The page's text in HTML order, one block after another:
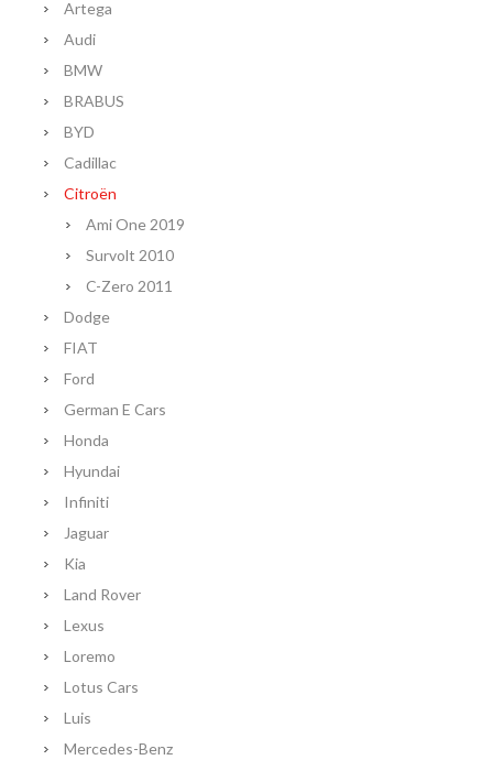
Artega
Audi
BMW
BRABUS
BYD
Cadillac
Citroën
Ami One 2019
Survolt 2010
C-Zero 2011
Dodge
FIAT
Ford
German E Cars
Honda
Hyundai
Infiniti
Jaguar
Kia
Land Rover
Lexus
Loremo
Lotus Cars
Luis
Mercedes-Benz